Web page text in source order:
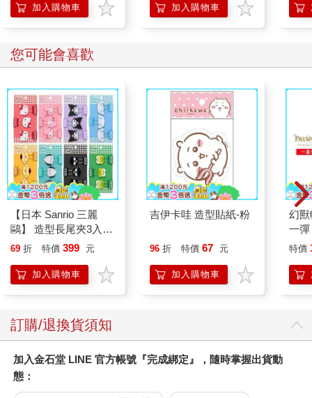
加入購物車 加入購物車
您可能會喜歡
【日本 Sanrio 三麗
鷗】 造型長尾夾3入組
(8款可選) 凱蒂貓 Hello
企鵝
69 折 特價 399 元
加入購物車
吉伊卡哇 造型貼紙-粉
96 折 特價 67 元
加入購物車
幻
一彈
特價
訂購/退換貨須知
加入金石堂 LINE 官方帳號『完成綁定』，隨時掌握出貨動
態：